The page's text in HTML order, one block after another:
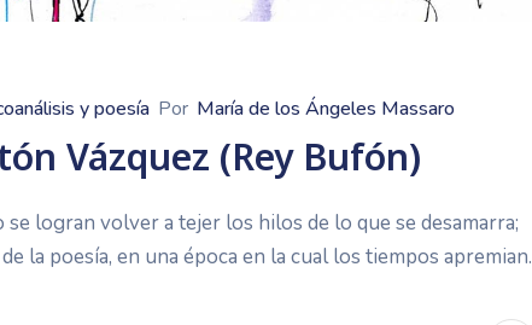
y poesía Por María de los Ángeles Massaro
Vázquez (Rey Bufón)
logran volver a tejer los hilos de lo que se desamarra;
la poesía, en una época en la cual los tiempos apremian.